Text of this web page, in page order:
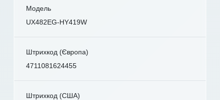
Модель
UX482EG-HY419W
Штрихкод (Європа)
4711081624455
Штрихкод (США)